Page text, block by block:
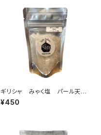
ギリシャ みゃく塩 パール天日
塩 【あら塩】100g
¥450